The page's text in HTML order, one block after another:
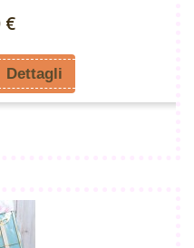
€
Dettagli